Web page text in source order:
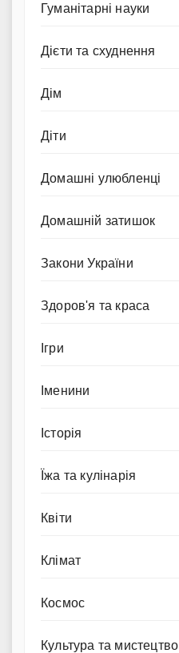
Гуманітарні науки
Дієти та схуднення
Дім
Діти
Домашні улюбленці
Домашній затишок
Закони України
Здоров'я та краса
Ігри
Іменини
Історія
Їжа та кулінарія
Квіти
Клімат
Космос
Культура та мистецтво